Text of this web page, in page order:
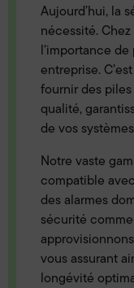
Aujourd’hui, la
nécessité.
l’importance
entreprise.
fournir des piles
qualité,
de vos
Notre vaste
compatible
des alarmes
sécurité
vous assurant
longévité